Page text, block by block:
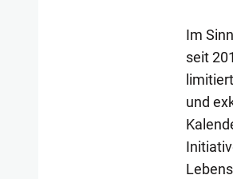
Im
seit
und